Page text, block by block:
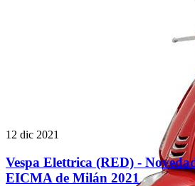
12 dic 2021
Vespa Elettrica (RED) -
EICMA de Milán 2021